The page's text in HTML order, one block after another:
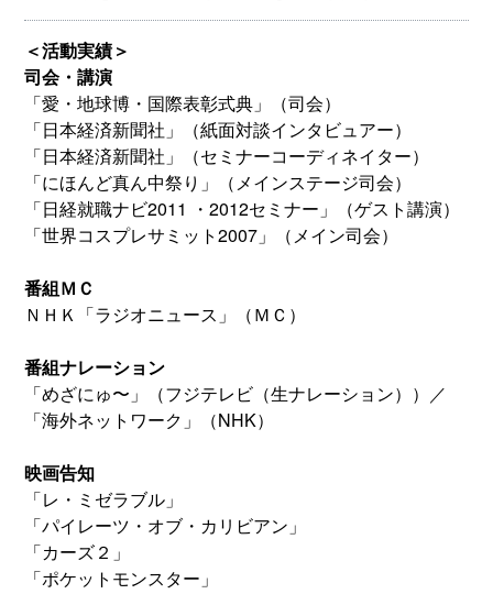
＜活動実績＞
司会・講演
「愛・地球博・国際表彰式典」（司会）
「日本経済新聞社」（紙面対談インタビュアー）
「日本経済新聞社」（セミナーコーディネイター）
「にほんど真ん中祭り」（メインステージ司会）
「日経就職ナビ2011 ・2012セミナー」（ゲスト講演）
「世界コスプレサミット2007」（メイン司会）
番組ＭＣ
ＮＨＫ「ラジオニュース」（ＭＣ）
番組ナレーション
「めざにゅ〜」（フジテレビ（生ナレーション））／
「海外ネットワーク」（NHK）
映画告知
「レ・ミゼラブル」
「パイレーツ・オブ・カリビアン」
「カーズ２」
「ポケットモンスター」